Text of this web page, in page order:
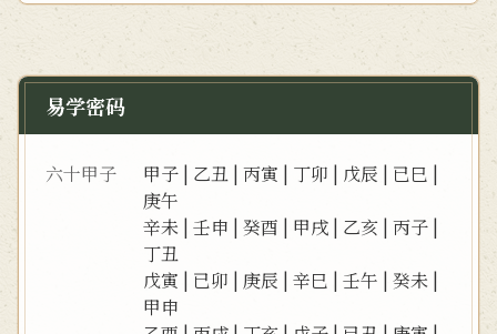
易学密码
六十甲子 甲子 | 乙丑 |丙寅 | 丁卯 | 戊辰 | 已巳 |
庚午
辛未 |壬申 |癸酉 | 甲戌 | 乙亥 |丙子 |
丁丑
戊寅 | 已卯 | 庚辰 |辛巳 |壬午 |癸未 |
甲申